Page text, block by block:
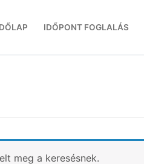
IDŐPONT FOGLALÁS
meg a keresésnek.